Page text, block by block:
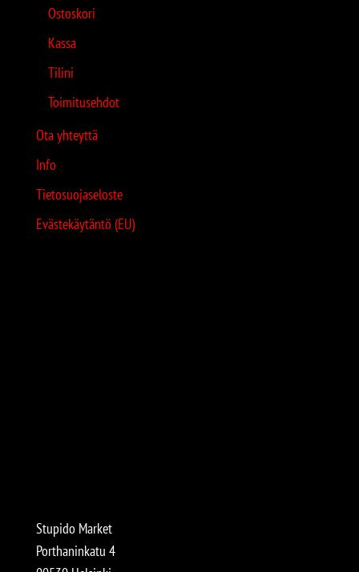
Ostoskori
Kassa
Tilini
Toimitusehdot
Ota yhteyttä
Info
Tietosuojaseloste
Evästekäytäntö (EU)
Stupido Market
Porthaninkatu 4